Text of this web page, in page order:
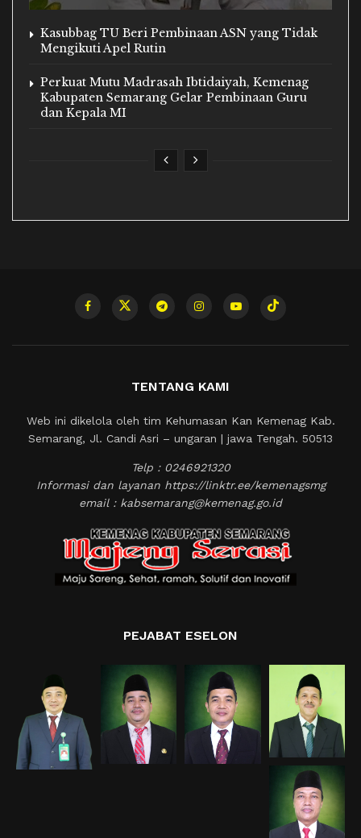
Kasubbag TU Beri Pembinaan ASN yang Tidak
Mengikuti Apel Rutin
Perkuat Mutu Madrasah Ibtidaiyah, Kemenag
Kabupaten Semarang Gelar Pembinaan Guru
dan Kepala MI
TENTANG KAMI
Web ini dikelola oleh tim Kehumasan Kan Kemenag Kab.
Semarang, Jl. Candi Asri – ungaran | jawa Tengah. 50513
Telp : 0246921320
Informasi dan layanan https://linktr.ee/kemenagsmg
email : kabsemarang@kemenag.go.id
PEJABAT ESELON